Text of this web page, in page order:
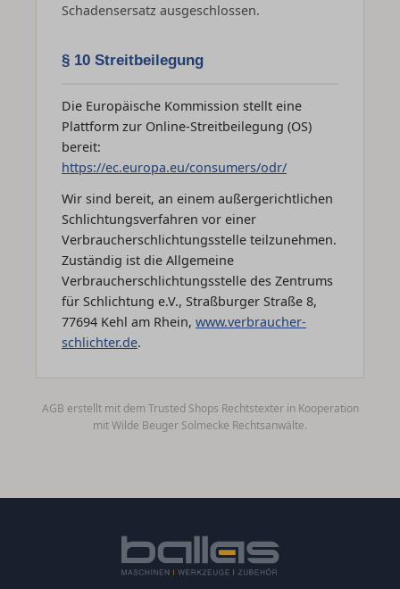
Schadensersatz ausgeschlossen.
§ 10 Streitbeilegung
Die Europäische Kommission stellt eine
Plattform zur Online-Streitbeilegung (OS)
bereit:
https://ec.europa.eu/consumers/odr/
Wir sind bereit, an einem außergerichtlichen
Schlichtungsverfahren vor einer
Verbraucherschlichtungsstelle teilzunehmen.
Zuständig ist die Allgemeine
Verbraucherschlichtungsstelle des Zentrums
für Schlichtung e.V., Straßburger Straße 8,
77694 Kehl am Rhein, www.verbraucher-
schlichter.de.
AGB erstellt mit dem Trusted Shops Rechtstexter in Kooperation
mit Wilde Beuger Solmecke Rechtsanwälte.